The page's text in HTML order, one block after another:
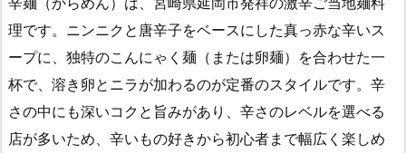
理です。ニンニクと唐辛子をベースにした真っ赤な辛いス
ープに、独特のこんにゃく麺（または卵麺）を合わせた一
杯で、溶き卵とニラが加わるのが定番のスタイルです。辛
さの中にも深いコクと旨みがあり、辛さのレベルを選べる
店が多いため、辛いもの好きから初心者まで幅広く楽しめ